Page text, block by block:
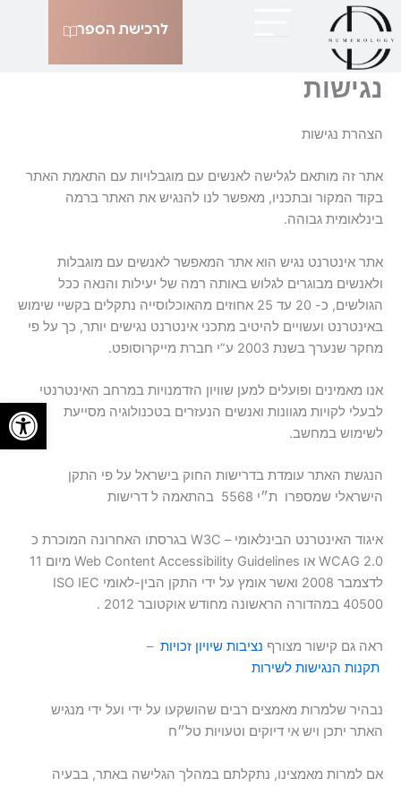
פתח
דילוג
לתוכן
לרכישת הספר
נגישות
הצהרת נגישות
אתר זה מותאם לגלישה לאנשים עם מוגבלויות עם התאמת האתר
בקוד המקור ובתכניו, מאפשר לנו להנגיש את האתר ברמה
בינלאומית גבוהה.
אתר אינטרנט נגיש הוא אתר המאפשר לאנשים עם מוגבלות
ולאנשים מבוגרים לגלוש באותה רמה של יעילות והנאה ככל
הגולשים, כ- 20 עד 25 אחוזים מהאוכלוסייה נתקלים בקשיי שימוש
באינטרנט ועשויים להיטיב מתכני אינטרנט נגישים יותר, כך על פי
מחקר שנערך בשנת 2003 ע”י חברת מייקרוסופט.
אנו מאמינים ופועלים למען שוויון הזדמנויות במרחב האינטרנטי
לבעלי לקויות מגוונות ואנשים הנעזרים בטכנולוגיה מסייעת
לשימוש במחשב.
הנגשת האתר עומדת בדרישות החוק בישראל על פי התקן
הישראלי שמספרו ת״י 5568 בהתאמה ל דרישות
איגוד האינטרנט הבינלאומי – W3C בגרסתו האחרונה המוכרת כ
WCAG 2.0 או Web Content Accessibility Guidelines מיום 11
לדצמבר 2008 ואשר אומץ על ידי התקן הבין-לאומי ISO IEC
40500 במהדורה הראשונה מחודש אוקטובר 2012 .
ראה גם קישור מצורף נציבות שיויון זכויות –
תקנות הנגישות לשירות
נבהיר שלמרות מאמצים רבים שהושקעו על ידי ועל ידי מנגיש
האתר יתכן ויש אי דיוקים וטעויות טל״ח
אם למרות מאמצינו, נתקלתם במהלך הגלישה באתר, בבעיה